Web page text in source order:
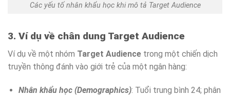
Các yếu tố nhân khẩu học khi mô tả Target Audience
3. Ví dụ về chân dung Target Audience
Ví dụ về một nhóm Target Audience trong một chiến dịch
truyền thông đánh vào giới trẻ của một ngân hàng:
Nhân khẩu học (Demographics): Tuổi trung bình 24; phân